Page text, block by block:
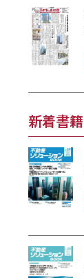
新着書籍